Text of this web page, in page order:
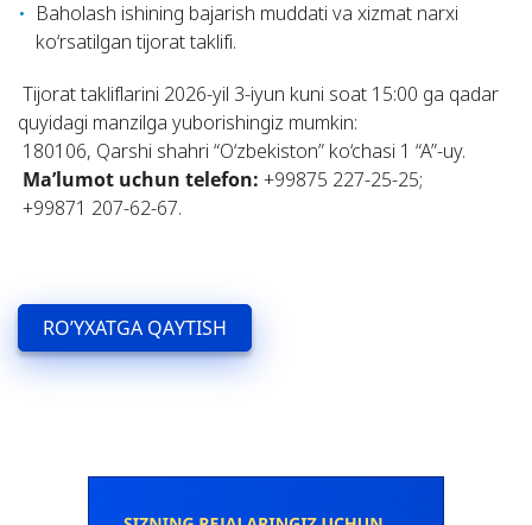
Baholash ishining bajarish muddati va xizmat narxi
ko‘rsatilgan tijorat taklifi.
Tijorat takliflarini 2026-yil 3-iyun kuni soat 15:00 ga qadar
quyidagi manzilga yuborishingiz mumkin:
180106, Qarshi shahri “O‘zbekiston” ko‘chasi 1 “A”-uy.
Ma’lumot uchun telefon: +99875 227-25-25;
+99871 207-62-67.
RO’YXATGA QAYTISH